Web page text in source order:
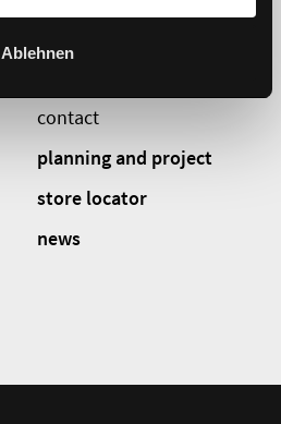
Ablehnen
contact
planning and project
store locator
news